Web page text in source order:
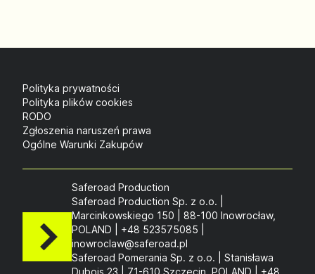
Polityka prywatności
Polityka plików cookies
RODO
Zgłoszenia naruszeń prawa
Ogólne Warunki Zakupów
Saferoad Production
Saferoad Production Sp. z o.o. |
Marcinkowskiego 150 | 88-100 Inowrocław,
POLAND | +48 523575085 |
inowroclaw@saferoad.pl
Saferoad Pomerania Sp. z o.o. | Stanisława
Dubois 23 | 71-610 Szczecin, POLAND | +48